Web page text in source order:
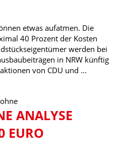
etwas aufatmen. Die
40 Prozent der Kosten
werden bei
in NRW künftig
von CDU und ...
ANALYSE
EURO